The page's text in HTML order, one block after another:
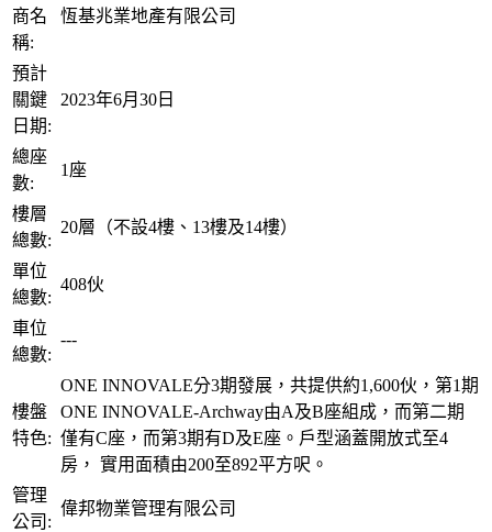
商名
稱:
恆基兆業地產有限公司
預計
關鍵
日期:
2023年6月30日
總座
數:
1座
樓層
總數:
20層（不設4樓、13樓及14樓）
單位
總數:
408伙
車位
總數:
---
樓盤
特色:
ONE INNOVALE分3期發展，共提供約1,600伙，第1期
ONE INNOVALE-Archway由A及B座組成，而第二期
僅有C座，而第3期有D及E座。戶型涵蓋開放式至4
房， 實用面積由200至892平方呎。
管理
公司:
偉邦物業管理有限公司